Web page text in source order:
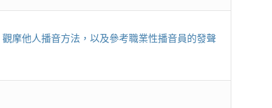
摩他人播音方法，以及參考職業性播音員的發聲